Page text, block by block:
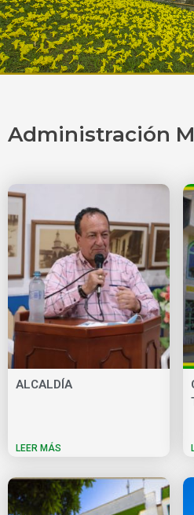
Administración
ALCALDÍA
LEER MÁS